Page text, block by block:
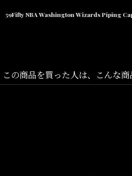
この商品を買った人は、こんな